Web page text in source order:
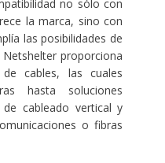
no sólo con
la marca, sino con
las posibilidades de
proporciona
cables, las cuales
hasta soluciones
cableado vertical y
o fibras